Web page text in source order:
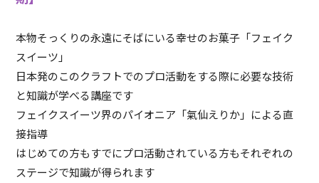
本物そっくりの永遠にそばにいる幸せのお菓子「フェイク
スイーツ」
日本発のこのクラフトでのプロ活動をする際に必要な技術
と知識が学べる講座です
フェイクスイーツ界のパイオニア「氣仙えりか」による直
接指導
はじめての方もすでにプロ活動されている方もそれぞれの
ステージで知識が得られます